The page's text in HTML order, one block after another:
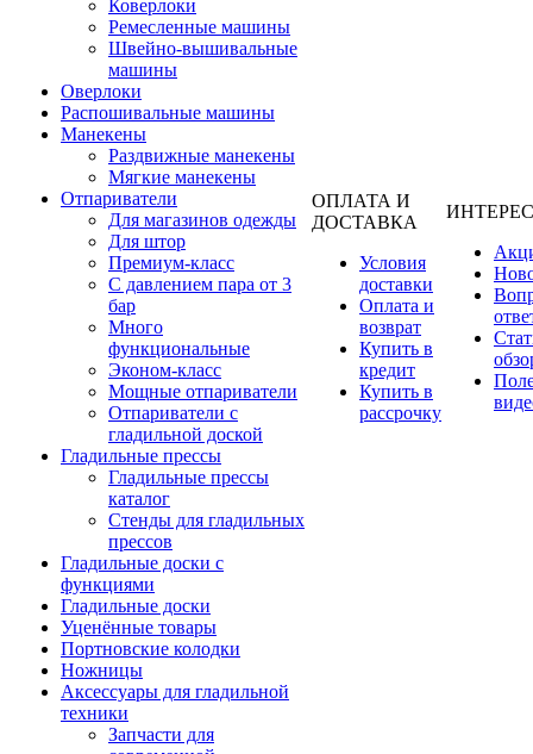
Коверлоки
Ремесленные машины
Швейно-вышивальные
машины
Оверлоки
Распошивальные машины
Манекены
Раздвижные манекены
Мягкие манекены
Отпариватели
Для магазинов одежды
Для штор
Премиум-класс
С давлением пара от 3
бар
Много
функциональные
Эконом-класс
Мощные отпариватели
Отпариватели с
гладильной доской
Гладильные прессы
Гладильные прессы
каталог
Стенды для гладильных
прессов
Гладильные доски с
функциями
Гладильные доски
Уценённые товары
Портновские колодки
Ножницы
Аксессуары для гладильной
техники
Запчасти для
ОПЛАТА И
ДОСТАВКА
Условия
доставки
Оплата и
возврат
Купить в
кредит
Купить в
рассрочку